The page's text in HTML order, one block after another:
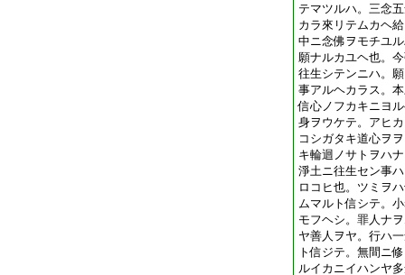
テマツルハ。三念
カラ來リテムカヘ
中ニ念佛ヲモチユ
願ナルカユヘ也。
往生シテンニハ。
事アルヘカラス。
信心ノフカキニヨ
身ヲウケテ。アヒ
コシガタキ道心ヲ
キ輪迴ノサトヲハ
淨土ニ往生セン事
ロコヒ也。ツミヲ
ムマルト信シテ。
モフヘシ。罪人ナ
ヤ善人ヲヤ。行ハ
ト信ジテ。無間ニ
ルイカニイハンヤ